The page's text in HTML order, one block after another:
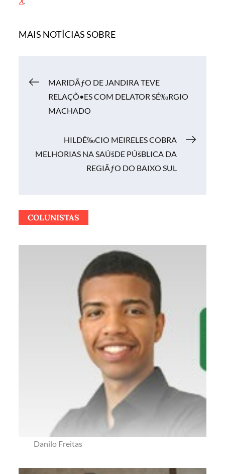
MAIS NOTÍCIAS SOBRE
Navegação
de
Post
MARIDÃƒO DE JANDIRA TEVE
RELAÇÕ•ES COM DELATOR SÉ‰RGIO
MACHADO
HILDÉ‰CIO MEIRELES COBRA
MELHORIAS NA SAÚšDE PÚšBLICA DA
REGIÃƒO DO BAIXO SUL
COLUNISTAS
Danilo Freitas